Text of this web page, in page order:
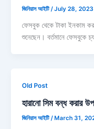
জিনিয়াস আইটি/July 28, 2023
ফেসবুক থেকে টাকা ইনকাম
শুনেছেন। বর্তমানে ফেসবুকে
Old Post
হারানো সিম বন্ধ করার
জিনিয়াস আইটি /March 31,